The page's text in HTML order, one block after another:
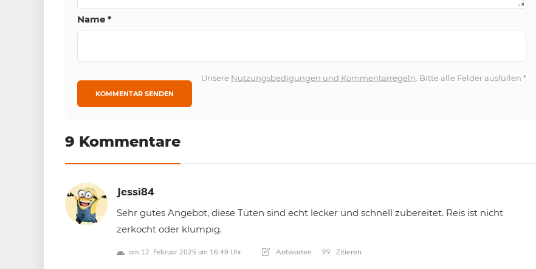
Name *
Unsere Nutzungsbedigungen und Kommentarregeln . Bitte alle Felder ausfüllen*
9 Kommentare
Jessi84
Sehr gutes Angebot, diese Tüten sind echt lecker und schnell zubereitet. Reis ist nicht
zerkocht oder klumpig.
am 12. Februar 2025 um 16:49 Uhr Antworten Zitieren